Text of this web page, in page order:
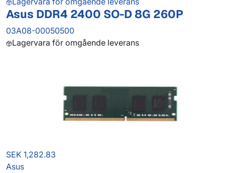
Asus DDR4 2400 SO-D 8G 260P
03A08-00050500
Lagervara för omgående leverans
SEK 1,282.83
Asus